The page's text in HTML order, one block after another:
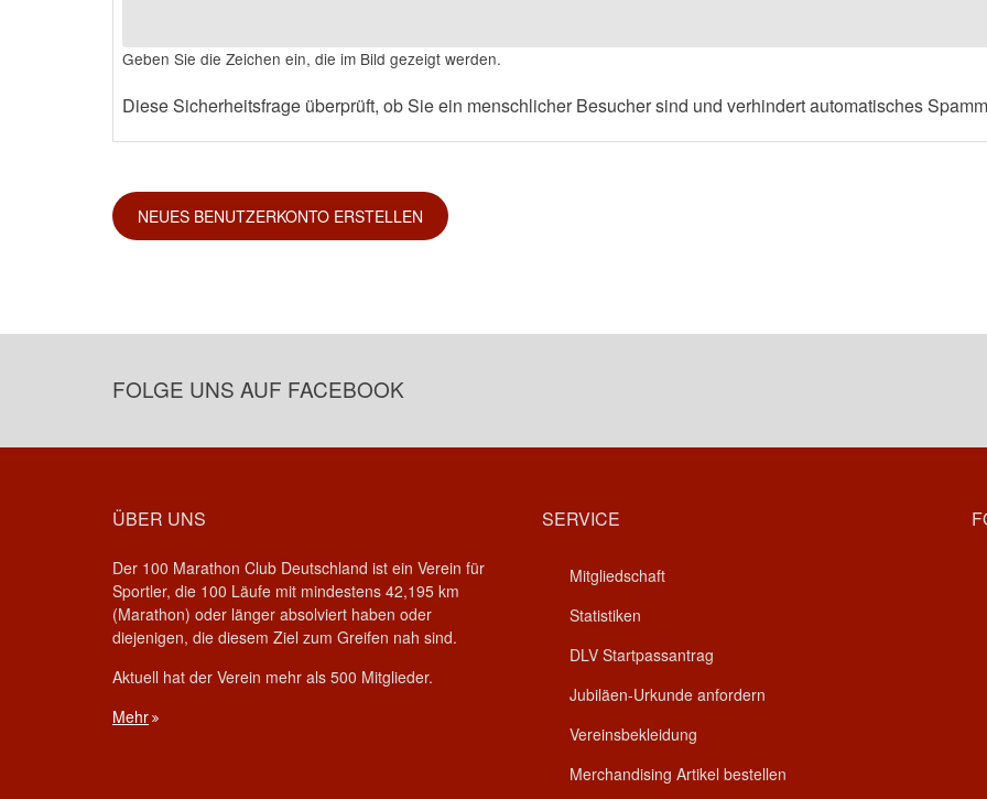
Geben Sie die Zeichen ein, die im Bild gezeigt werden.
Diese Sicherheitsfrage überprüft, ob Sie ein menschlicher Besucher sind und verhindert automatisches
FOLGE UNS AUF FACEBOOK
ÜBER UNS
Der 100 Marathon Club Deutschland ist ein Verein für
Sportler, die 100 Läufe mit mindestens 42,195 km
(Marathon) oder länger absolviert haben oder
diejenigen, die diesem Ziel zum Greifen nah sind.
Aktuell hat der Verein mehr als 500 Mitglieder.
Mehr
SERVICE
Mitgliedschaft
Statistiken
DLV Startpassantrag
Jubiläen-Urkunde anfordern
Vereinsbekleidung
Merchandising Artikel bestellen